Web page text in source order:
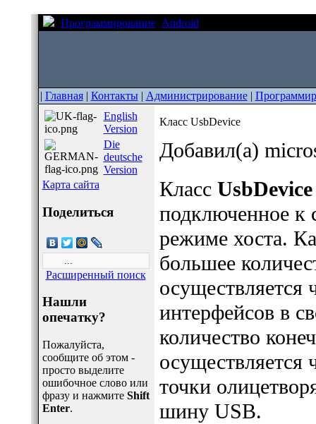
Программирование Android
| Главная| Контакты| Администрирование|
English
Version
Die
deutsche
Version
Карта сайта
Поделиться
Расширенный поиск
Нашли
опечатку?
Пожалуйста,
сообщите об этом -
просто выделите
ошибочное слово или
фразу и нажмите Shift
Enter.
Класс UsbDevice
Добавил(а)
Класс UsbDevice
подключенное к
режиме хоста.
большее
осуществляется
интерфейсов в
количество
осуществляется
точки
шину USB.